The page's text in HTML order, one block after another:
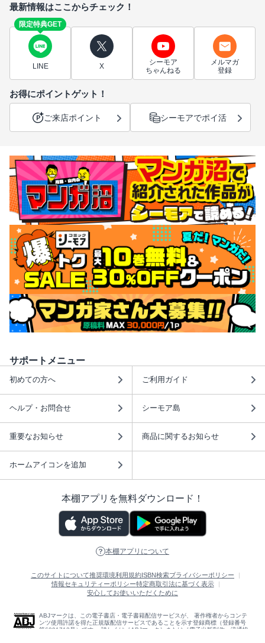
最新情報はここからチェック！
限定特典GET
LINE X
シーモア
ちゃんねる
メルマガ
登録
お得にポイントゲット！
ご来店ポイント シーモアでポイ活
サポートメニュー
初めての方へ ご利用ガイド
ヘルプ・お問合せ シーモア島
重要なお知らせ 商品に関するお知らせ
ホームアイコンを追加
本棚アプリを無料ダウンロード！
本棚アプリについて
このサイトについて推奨環境利用規約 ISBN検索プライバシーポリシー
情報セキュリティーポリシー特定商取引法に基づく表示
安心してお使いいただくために
ABJマークは、この電子書店・電子書籍配信サービスが、 著作権者からコンテ
ンツ使用許諾を得た正規版配信サービスであることを示す登録商標（登録番号
第6091713号）です。 詳しくは［ABJマーク］または［電子出版制作・流通協